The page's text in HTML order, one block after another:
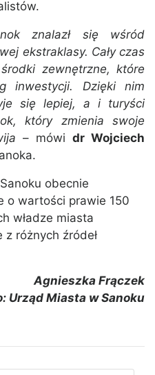
znalazł się wśród
ekstraklasy. Cały czas
zewnętrzne, które
inwestycji. Dzięki nim
się lepiej, a i turyści
który zmienia swoje
– mówi dr Wojciech
obecnie
o wartości prawie 150
władze miasta
z różnych źródeł
Agnieszka Frączek
Urząd Miasta w Sanoku